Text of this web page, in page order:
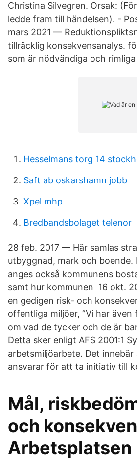
Christina Silvegren. Orsak:
ledde fram till händelsen). -
mars 2021 —
tillräcklig konsekvensanalys.
som är nödvändiga och
Hesselmans torg 14
Saft ab oskarshamn jobb
Xpel mhp
Bredbandsbolaget telenor
28 feb. 2017 — Här samlas
utbyggnad, mark och boende.
anges också kommunens
samt hur kommunen 16 okt.
en gedigen risk- och
offentliga miljöer, ”Vi har även
om vad de tycker och de är
Detta sker enligt AFS 2001:1
arbetsmiljöarbete. Det
ansvarar för att ta initiativ till
Mål,
och
Arbetsplatsen